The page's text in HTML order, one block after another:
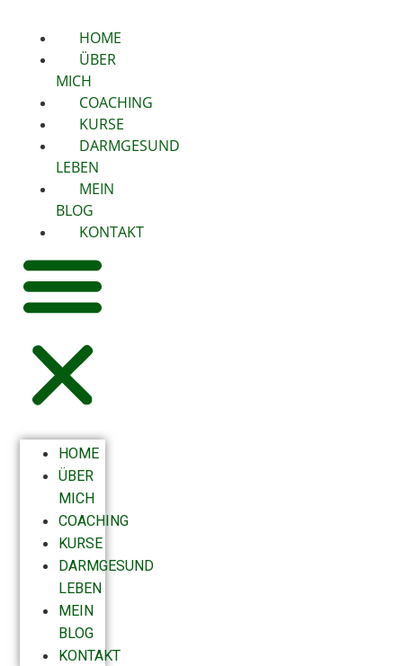
HOME
ÜBER
MICH
COACHING
KURSE
DARMGESUND
LEBEN
MEIN
BLOG
KONTAKT
HOME
ÜBER
MICH
COACHING
KURSE
DARMGESUND
LEBEN
MEIN
BLOG
KONTAKT